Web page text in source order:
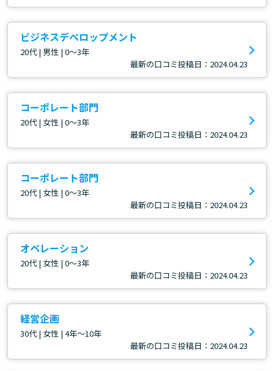
ビジネスデベロップメント
20代 | 男性 | 0～3年
最新の口コミ投稿日：2024.04.23
コーポレート部門
20代 | 女性 | 0～3年
最新の口コミ投稿日：2024.04.23
コーポレート部門
20代 | 女性 | 0～3年
最新の口コミ投稿日：2024.04.23
オペレーション
20代 | 女性 | 0～3年
最新の口コミ投稿日：2024.04.23
経営企画
30代 | 女性 | 4年～10年
最新の口コミ投稿日：2024.04.23